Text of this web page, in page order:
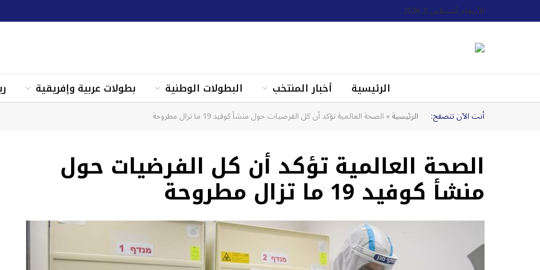
الأربعاء, أغسطس 5, 2026
الرئيسية أخبار المنتخب البطولات الوطنية بطولات عربية وإفريقية
أنت الآن تتصفح: الرئيسية»الصحة العالمية تؤكد أن كل الفرضيات حول منشأ كوفيد 19 ما تزال مطروحة
الصحة العالمية تؤكد أن كل الفرضيات حول
منشأ كوفيد 19 ما تزال مطروحة